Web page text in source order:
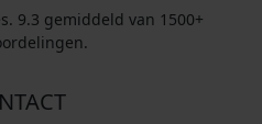
9.3 gemiddeld van 1500+